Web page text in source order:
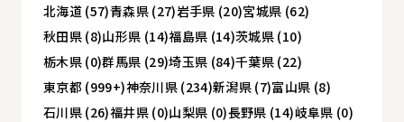
北海道 (57)青森県 (27)岩手県 (20)宮城県 (62)
秋田県 (8)山形県 (14)福島県 (14)茨城県 (10)
栃木県 (0)群馬県 (29)埼玉県 (84)千葉県 (22)
東京都 (999+)神奈川県 (234)新潟県 (7)富山県 (8)
石川県 (26)福井県 (0)山梨県 (0)長野県 (14)岐阜県 (0)